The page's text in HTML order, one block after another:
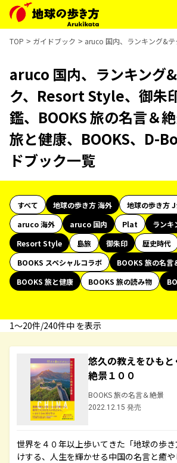
TOP ガイドブック aruco 国内、ランキング&テ
aruco 国内、ランキング
ク、Resort Style、御朱
鑑、BOOKS 旅の名言＆
旅と健康、BOOKS、D-
ドブック一覧
すべて 地球の歩き方 海外
地球の歩き方 J
aruco 海外
aruco 国内 Plat
ランキ
Resort Style
島旅 御朱印 歴史時代
BOOKS スペシャルコラボ
BOOKS 旅の名言
BOOKS 旅と健康
BOOKS 旅の読み物
1〜20件/240件中 を表示
悠久の教えをひも
絶景１００
BOOKS 旅の名言＆絶景
2022.12.15 発売
世界を４０年以上歩いてきた「地球の歩
けする、人生を輝かせる中国の名言と癒